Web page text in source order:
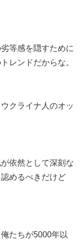
等感を隠すために
レンドだからな。
クライナ人のオッ
依然として深刻な
めるべきだけど
たちが5000年以